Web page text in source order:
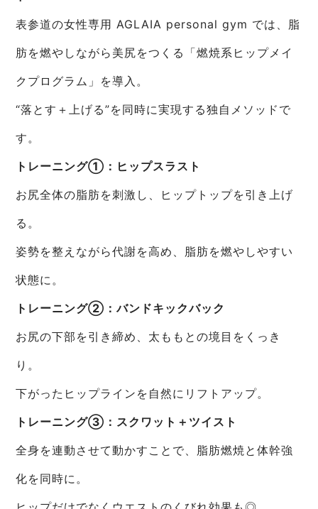
表参道の女性専用 AGLAIA personal gym では、脂
肪を燃やしながら美尻をつくる「燃焼系ヒップメイ
クプログラム」を導入。
“落とす＋上げる”を同時に実現する独自メソッドで
す。
トレーニング①：ヒップスラスト
お尻全体の脂肪を刺激し、ヒップトップを引き上げ
る。
姿勢を整えながら代謝を高め、脂肪を燃やしやすい
状態に。
トレーニング②：バンドキックバック
お尻の下部を引き締め、太ももとの境目をくっき
り。
下がったヒップラインを自然にリフトアップ。
トレーニング③：スクワット＋ツイスト
全身を連動させて動かすことで、脂肪燃焼と体幹強
化を同時に。